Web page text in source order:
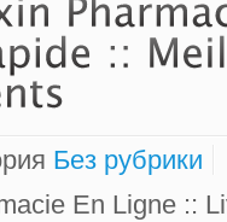
Без рубрики
En Ligne ::